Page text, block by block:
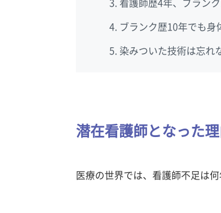
看護師歴4年、ブラン
ブランク歴10年でも身
染みついた技術は忘れ
潜在看護師となった
医療の世界では、看護師不足は